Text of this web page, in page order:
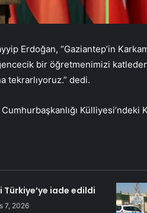
Erdoğan, “Gaziantep’in
bir öğretmenimizi
tekrarlıyoruz.” dedi.
Külliyesi’ndeki
Türkiye’ye iade edildi
7, 2026